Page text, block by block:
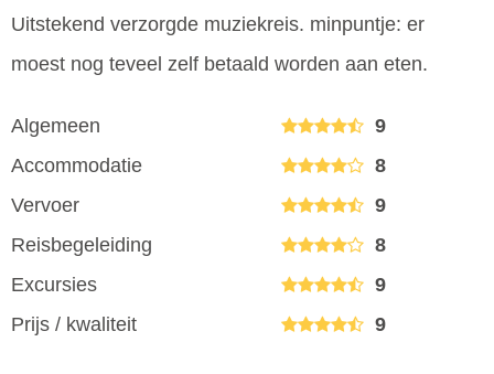
Uitstekend verzorgde muziekreis. minpuntje: er
moest nog teveel zelf betaald worden aan eten.
Algemeen
9
Accommodatie
8
Vervoer
9
Reisbegeleiding
8
Excursies
9
Prijs / kwaliteit
9